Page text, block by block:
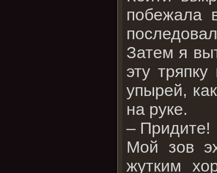
побежала
Затем я
эту
упырей,
на руке.
– Придите!
Мой зов
жутким